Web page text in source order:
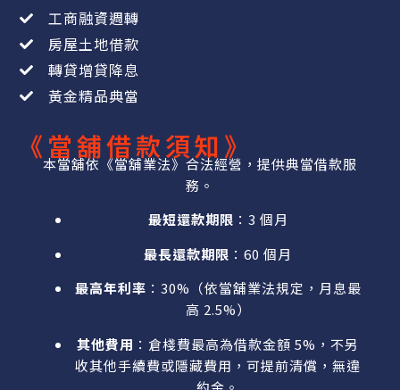
工商融資週轉
房屋土地借款
轉貸增貸降息
黃金精品典當
《當舖借款須知》
本當舖依《當舖業法》合法經營，提供典當借款服
務。
最短還款期限 ：3 個月
最長還款期限 ：60 個月
最高年利率 ：30%（依當舖業法規定，月息最
高 2.5%）
其他費用 ：倉棧費最高為借款金額 5%，不另
收其他手續費或隱藏費用，可提前清償，無違